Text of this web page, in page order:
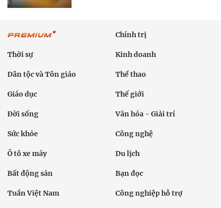
Chính trị
Thời sự Kinh doanh
Dân tộc và Tôn giáo Thể thao
Giáo dục Thế giới
Đời sống Văn hóa - Giải trí
Sức khỏe Công nghệ
Ô tô xe máy Du lịch
Bất động sản Bạn đọc
Tuần Việt Nam Công nghiệp hỗ trợ